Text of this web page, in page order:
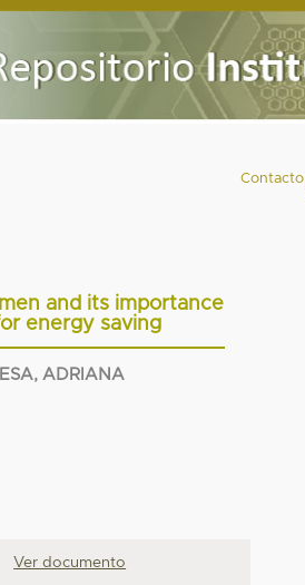
Contacto
and its importance
energy saving
ADRIANA
Ver documento